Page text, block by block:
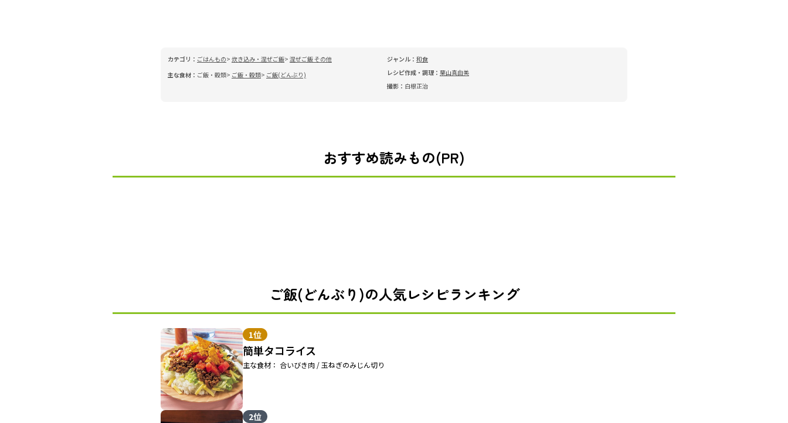
カテゴリ： ごはんもの 炊き込み・混ぜご飯 混ぜご飯 その他
主な食材： ご飯・穀類 ご飯・穀類 ご飯(どんぶり)
ジャンル： 和食
レシピ作成・調理： 栗山真由美
撮影： 白根正治
おすすめ読みもの(PR)
ご飯(どんぶり)の人気レシピランキング
1位
簡単タコライス
主な食材： 合いびき肉 / 玉ねぎのみじん切り
2位